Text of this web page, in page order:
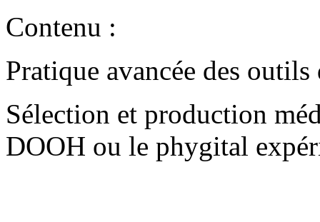
Contenu :
Pratique avancée des
Sélection et production
DOOH ou le phygital